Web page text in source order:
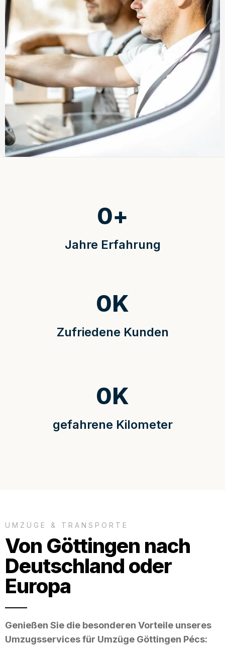
Jahre Erfahrung
0+
Zufriedene Kunden
0K
gefahrene Kilometer
0K
UMZÜGE & TRANSPORTE
Von Göttingen nach
Deutschland oder
Europa
Genießen Sie die besonderen Vorteile unseres
Umzugsservices für Umzüge Göttingen Pécs: